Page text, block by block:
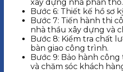
xây dựng nhà phần thô.
Bước 6: Thiết kế hồ sơ
Bước 7: Tiến hành thi
nhà thầu xây dựng và
Bước 8: Kiểm tra chất
bàn giao công trình.
Bước 9: Bảo hành
và chăm sóc khách